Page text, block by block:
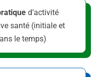
d’activité
santé (initiale et
letemps)